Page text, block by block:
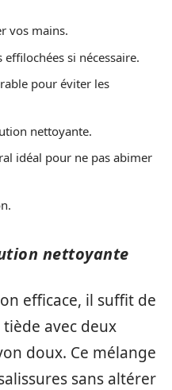
vos mains.
si nécessaire.
pour éviter les
nettoyante.
idéal pour ne pas abimer
nettoyante
efficace, il suffit de
avec deux
doux. Ce mélange
sans altérer